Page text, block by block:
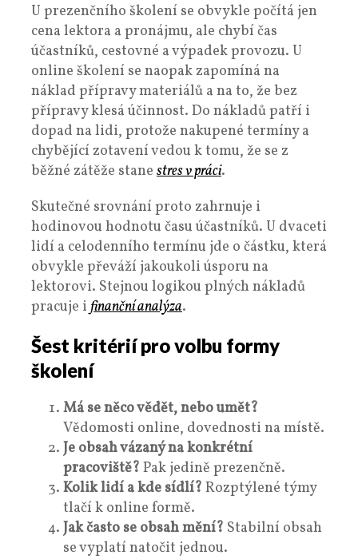
U prezenčního školení se obvykle počítá jen
cena lektora a pronájmu, ale chybí čas
účastníků, cestovné a výpadek provozu. U
online školení se naopak zapomíná na
náklad přípravy materiálů a na to, že bez
přípravy klesá účinnost. Do nákladů patří i
dopad na lidi, protože nakupené termíny a
chybějící zotavení vedou k tomu, že se z
běžné zátěže stane stres v práci.
Skutečné srovnání proto zahrnuje i
hodinovou hodnotu času účastníků. U dvaceti
lidí a celodenního termínu jde o částku, která
obvykle převáží jakoukoli úsporu na
lektorovi. Stejnou logikou plných nákladů
pracuje i finanční analýza.
Šest kritérií pro volbu formy
školení
Má se něco vědět, nebo umět?
Vědomosti online, dovednosti na místě.
Je obsah vázaný na konkrétní
pracoviště? Pak jedině prezenčně.
Kolik lidí a kde sídlí? Rozptýlené týmy
tlačí k online formě.
Jak často se obsah mění? Stabilní obsah
se vyplatí natočit jednou.